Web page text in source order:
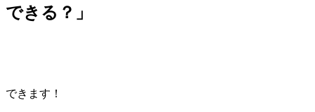
できる？」
できます！